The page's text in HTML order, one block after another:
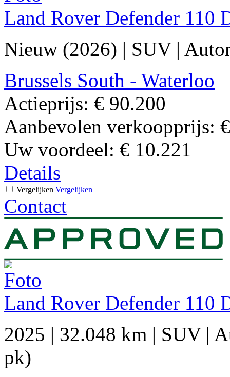
Land Rover Defender 110
Nieuw (2026) | SUV|
Brussels South - Waterloo
Actieprijs: € 90.200
Aanbevolen verkoopprijs:
Uw voordeel: € 10.221
Details
Vergelijken Vergelijken
Contact
Land Rover Defender 110
2025 | 32.048 km | SUV|
pk)